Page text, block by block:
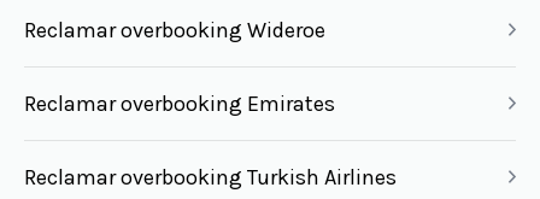
Reclamar overbooking Wideroe
Reclamar overbooking Emirates
Reclamar overbooking Turkish Airlines